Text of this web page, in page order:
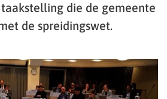
die de gemeente
de spreidingswet.